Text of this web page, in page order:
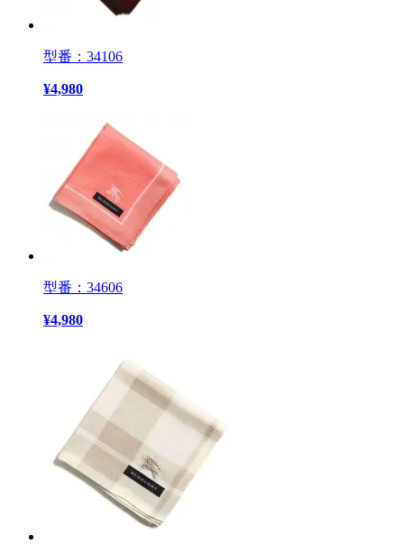
型番：34106
¥4,980
型番：34606
¥4,980